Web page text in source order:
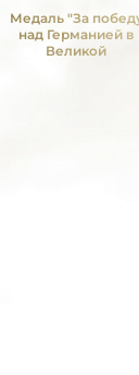
Медаль "За
над Германией в
Великой